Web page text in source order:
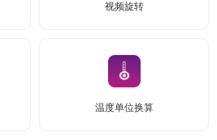
视频旋转
温度单位换算